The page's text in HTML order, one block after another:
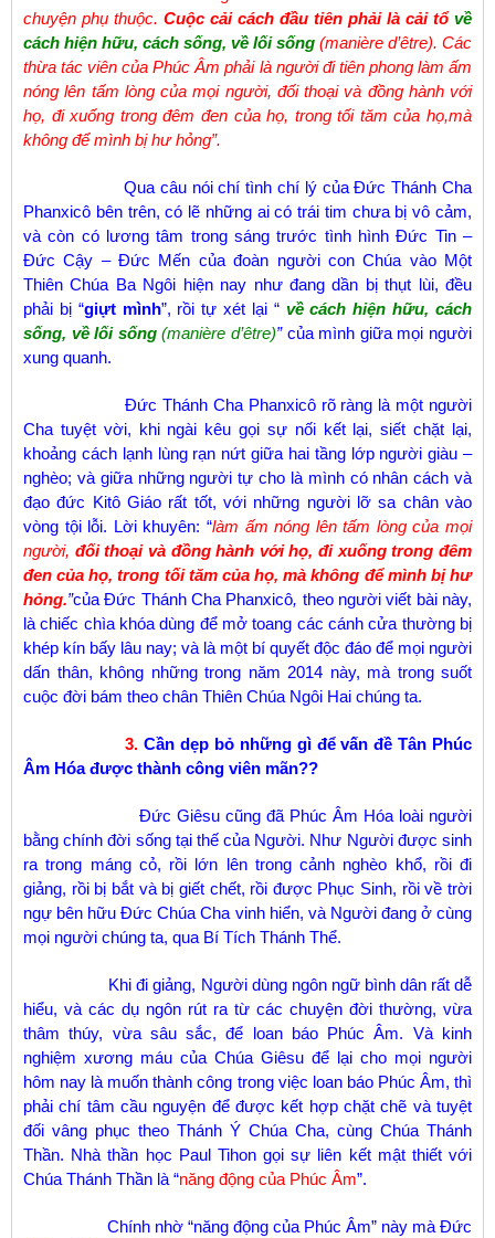
chuyện phụ thuộc. Cuộc cải cách đầu tiên phải là cải tổ về
cách hiện hữu, cách sống, về lối sống (manière d’être). Các
thừa tác viên của Phúc Âm phải là người đi tiên phong làm ấm
nóng lên tấm lòng của mọi người, đối thoại và đồng hành với
họ, đi xuống trong đêm đen của họ, trong tối tăm của họ,mà
không để mình bị hư hỏng”.
Qua câu nói chí tình chí lý của Đức Thánh Cha
Phanxicô bên trên, có lẽ những ai có trái tim chưa bị vô cảm,
và còn có lương tâm trong sáng trước tình hình Đức Tin –
Đức Cậy – Đức Mến của đoàn người con Chúa vào Một
Thiên Chúa Ba Ngôi hiện nay như đang dần bị thụt lùi, đều
phải bị “giựt mình”, rồi tự xét lại “ về cách hiện hữu, cách
sống, về lối sống(manière d’être)”của mình giữa mọi người
xung quanh.
Đức Thánh Cha Phanxicô rõ ràng là một người
Cha tuyệt vời, khi ngài kêu gọi sự nối kết lại, siết chặt lại,
khoảng cách lạnh lùng rạn nứt giữa hai tầng lớp người giàu –
nghèo; và giữa những người tự cho là mình có nhân cách và
đạo đức Kitô Giáo rất tốt, với những người lỡ sa chân vào
vòng tội lỗi. Lời khuyên: “làm ấm nóng lên tấm lòng của mọi
người, đối thoại và đồng hành với họ, đi xuống trong đêm
đen của họ, trong tối tăm của họ, mà không để mình bị hư
hỏng.”của Đức Thánh Cha Phanxicô, theo người viết bài này,
là chiếc chìa khóa dùng để mở toang các cánh cửa thường bị
khép kín bấy lâu nay; và là một bí quyết độc đáo để mọi người
dấn thân, không những trong năm 2014 này, mà trong suốt
cuộc đời bám theo chân Thiên Chúa Ngôi Hai chúng ta.
3.Cần dẹp bỏ những gì để vấn đề Tân Phúc
Âm Hóa được thành công viên mãn??
Đức Giêsu cũng đã Phúc Âm Hóa loài người
bằng chính đời sống tại thế của Người. Như Người được sinh
ra trong máng cỏ, rồi lớn lên trong cảnh nghèo khổ, rồi đi
giảng, rồi bị bắt và bị giết chết, rồi được Phục Sinh, rồi về trời
ngự bên hữu Đức Chúa Cha vinh hiển, và Người đang ở cùng
mọi người chúng ta, qua Bí Tích Thánh Thể.
Khi đi giảng, Người dùng ngôn ngữ bình dân rất dễ
hiểu, và các dụ ngôn rút ra từ các chuyện đời thường, vừa
thâm thúy, vừa sâu sắc, để loan báo Phúc Âm. Và kinh
nghiệm xương máu của Chúa Giêsu để lại cho mọi người
hôm nay là muốn thành công trong việc loan báo Phúc Âm, thì
phải chí tâm cầu nguyện để được kết hợp chặt chẽ và tuyệt
đối vâng phục theo Thánh Ý Chúa Cha, cùng Chúa Thánh
Thần. Nhà thần học Paul Tihon gọi sự liên kết mật thiết với
Chúa Thánh Thần là “năng động của Phúc Âm”.
Chính nhờ “năng động của Phúc Âm” này mà Đức